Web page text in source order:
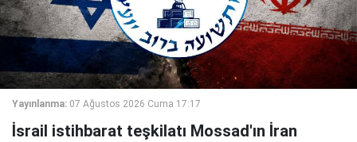
Yayınlanma: 07 Ağustos 2026 Cuma 17:17
İsrail istihbarat teşkilatı Mossad'ın İran